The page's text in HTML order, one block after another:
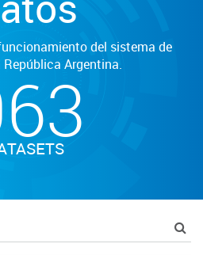
del sistema de
Argentina.